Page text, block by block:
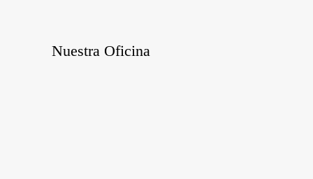
Nuestra Oficina